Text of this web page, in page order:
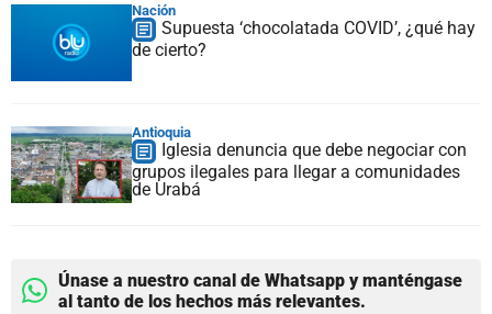
Nación
Supuesta ‘chocolatada COVID’, ¿qué hay
de cierto?
Antioquia
Iglesia denuncia que debe negociar con
grupos ilegales para llegar a comunidades
de Urabá
Únase a nuestro canal de Whatsapp y manténgase
al tanto de los hechos más relevantes.